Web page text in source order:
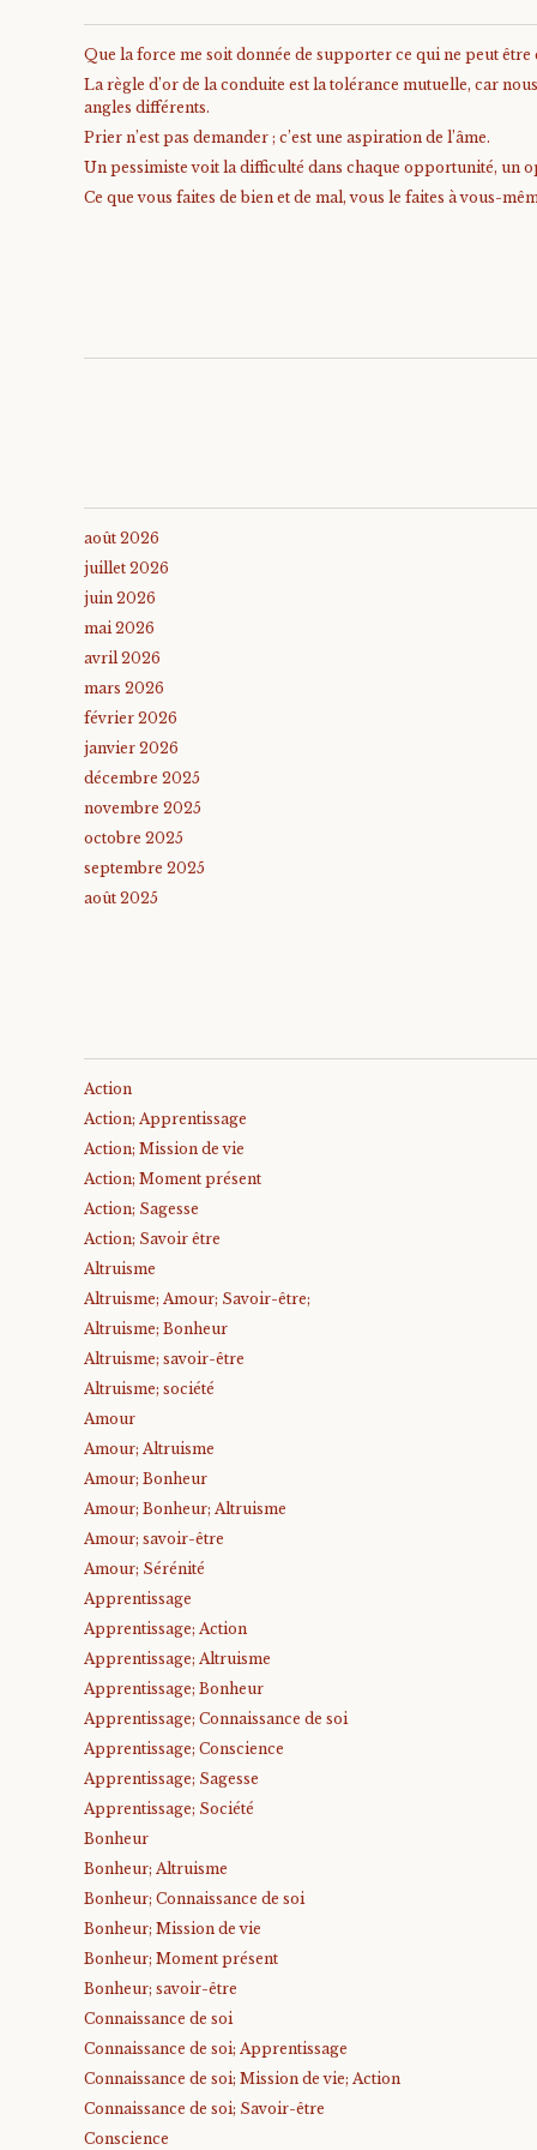
Que la force me soit donnée de supporter ce qui ne peut être
La règle d’or de la conduite est la tolérance mutuelle, car
angles différents.
Prier n’est pas demander ; c’est une aspiration de l’âme.
Un pessimiste voit la difficulté dans chaque opportunité, un
Ce que vous faites de bien et de mal, vous le faites à vous-
août 2026
juillet 2026
juin 2026
mai 2026
avril 2026
mars 2026
février 2026
janvier 2026
décembre 2025
novembre 2025
octobre 2025
septembre 2025
août 2025
Action
Action; Apprentissage
Action; Mission de vie
Action; Moment présent
Action; Sagesse
Action; Savoir être
Altruisme
Altruisme; Amour; Savoir-être;
Altruisme; Bonheur
Altruisme; savoir-être
Altruisme; société
Amour
Amour; Altruisme
Amour; Bonheur
Amour; Bonheur; Altruisme
Amour; savoir-être
Amour; Sérénité
Apprentissage
Apprentissage; Action
Apprentissage; Altruisme
Apprentissage; Bonheur
Apprentissage; Connaissance de soi
Apprentissage; Conscience
Apprentissage; Sagesse
Apprentissage; Société
Bonheur
Bonheur; Altruisme
Bonheur; Connaissance de soi
Bonheur; Mission de vie
Bonheur; Moment présent
Bonheur; savoir-être
Connaissance de soi
Connaissance de soi; Apprentissage
Connaissance de soi; Mission de vie; Action
Connaissance de soi; Savoir-être
Conscience